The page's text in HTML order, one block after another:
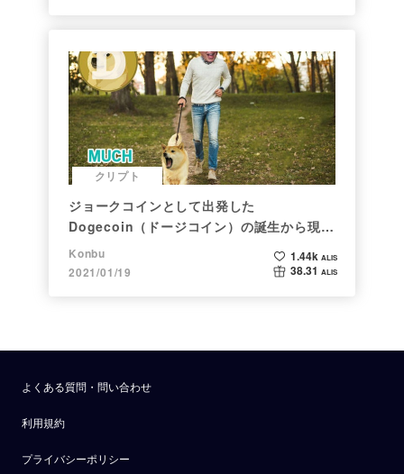
クリプト
ジョークコインとして出発した
Dogecoin（ドージコイン）の誕生から現在
まで。注目される非証券性🐶
Konbu
2021/01/19
1.44k ALIS
38.31 ALIS
よくある質問・問い合わせ
利用規約
プライバシーポリシー